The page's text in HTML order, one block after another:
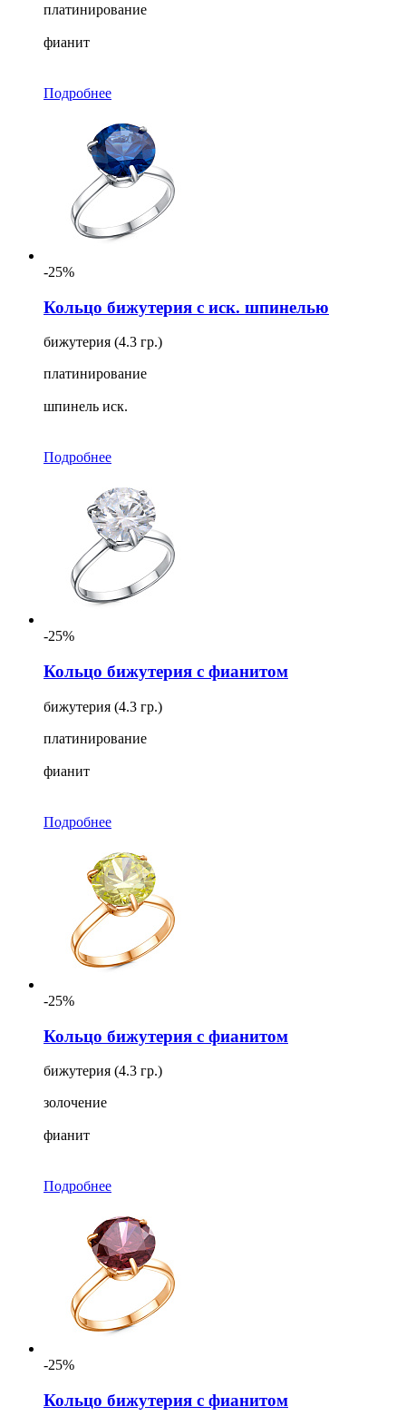
платинирование
фианит
Подробнее
-25%
Кольцо бижутерия с иск. шпинелью
бижутерия (4.3 гр.)
платинирование
шпинель иск.
Подробнее
-25%
Кольцо бижутерия с фианитом
бижутерия (4.3 гр.)
платинирование
фианит
Подробнее
-25%
Кольцо бижутерия с фианитом
бижутерия (4.3 гр.)
золочение
фианит
Подробнее
-25%
Кольцо бижутерия с фианитом